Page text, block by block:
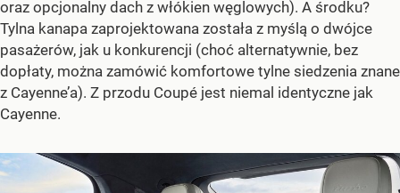
oraz opcjonalny dach z włókien węglowych). A środku?
Tylna kanapa zaprojektowana została z myślą o dwójce
pasażerów, jak u konkurencji (choć alternatywnie, bez
dopłaty, można zamówić komfortowe tylne siedzenia znane
z Cayenne’a). Z przodu Coupé jest niemal identyczne jak
Cayenne.